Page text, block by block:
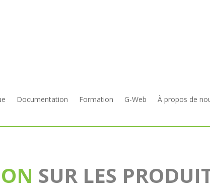
Documentation Formation G-Web
À propos de
SUR LES